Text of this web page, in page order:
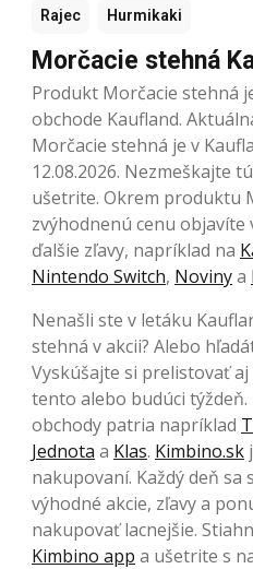
Rajec Hurmikaki
Morčacie stehná
Produkt Morčacie stehná
obchode Kaufland.
Morčacie stehná je v
12.08.2026. Nezmeškajte
ušetrite. Okrem produktu
zvýhodnenú cenu objavíte
ďalšie zľavy, napríklad na
Nintendo Switch, Novinya
Nenašli ste v letáku
stehná v akcii? Alebo
Vyskúšajte si prelistovať
tento alebo budúci
obchody patria napríklad
Jednota a Klas. Kimbino.sk
nakupovaní. Každý deň sa
výhodné akcie, zľavy a
nakupovať lacnejšie.
Kimbino app a ušetrite s